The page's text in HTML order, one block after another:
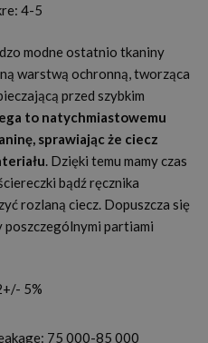
4-5
modne ostatnio tkaniny
warstwą ochronną, tworząca
przed szybkim
to natychmiastowemu
sprawiając że ciecz
. Dzięki temu mamy czas
bądź ręcznika
rozlaną ciecz. Dopuszcza się
partiami
5%
75 000-85 000